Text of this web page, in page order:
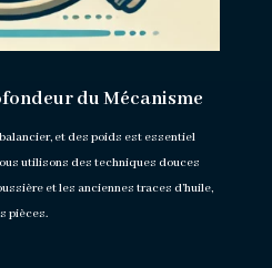
du Mécanisme
et des poids est essentiel
utilisons des techniques douces
et les anciennes traces d’huile,
pièces.